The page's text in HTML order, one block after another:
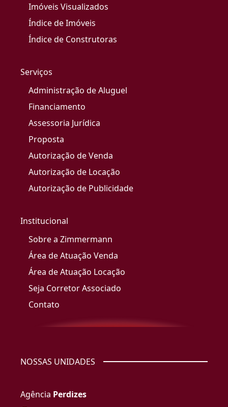
Imóveis Visualizados
Índice de Imóveis
Índice de Construtoras
Serviços
Administração de Aluguel
Financiamento
Assessoria Jurídica
Proposta
Autorização de Venda
Autorização de Locação
Autorização de Publicidade
Institucional
Sobre a Zimmermann
Área de Atuação Venda
Área de Atuação Locação
Seja Corretor Associado
Contato
NOSSAS UNIDADES
Agência Perdizes